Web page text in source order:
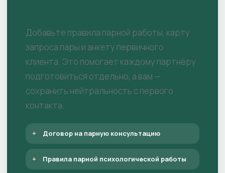
Добавьте правила парной работы, карту
запроса пары и анкету первичного
клиента. Это помогает каждому партнёру
подготовиться отдельно, а вам —
сохранить нейтральность с первого
контакта.
Договор на парную консультацию
Правила парной психологической работы